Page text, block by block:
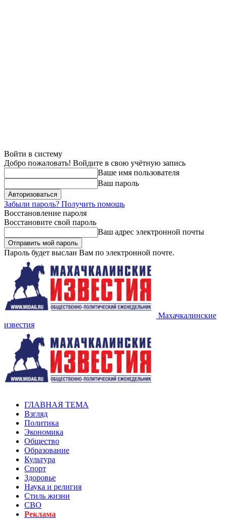
Войти в систему
Добро пожаловать! Войдите в свою учётную запись
Ваше имя пользователя
Ваш пароль
Забыли пароль? Получить помощь
Восстановление пароля
Восстановите свой пароль
Ваш адрес электронной почты
Пароль будет выслан Вам по электронной почте.
Махачкалинские
известия
ГЛАВНАЯ ТЕМА
Взгляд
Политика
Экономика
Общество
Образование
Культура
Спорт
Здоровье
Наука и религия
Стиль жизни
СВО
Реклама